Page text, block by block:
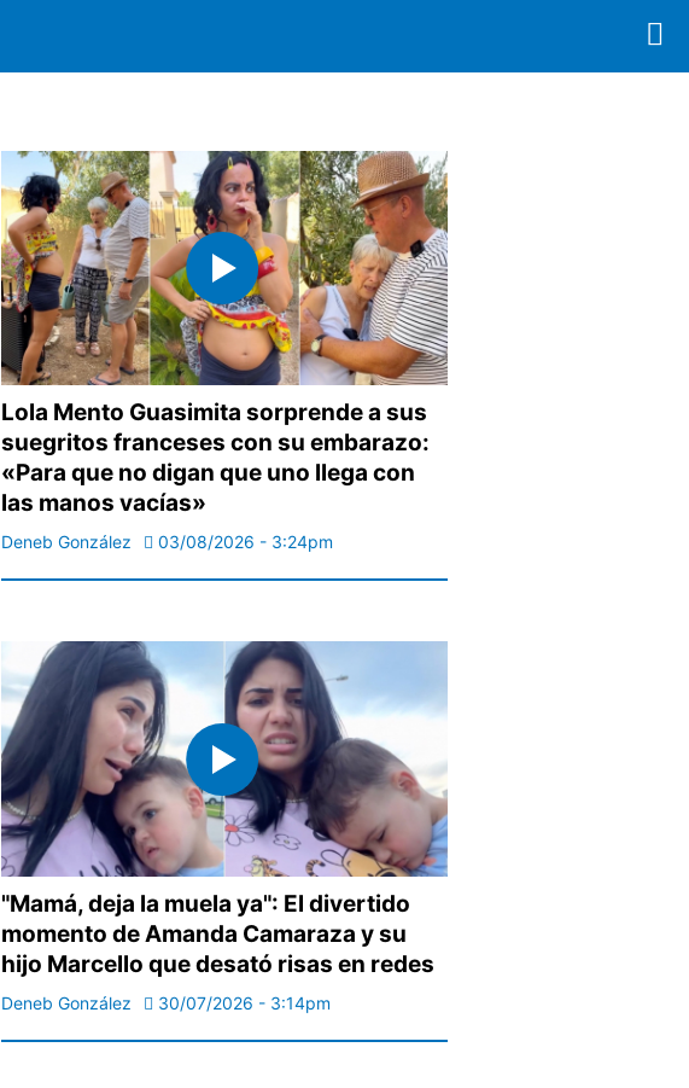
Lola Mento Guasimita sorprende a sus
suegritos franceses con su embarazo:
«Para que no digan que uno llega con
las manos vacías»
Deneb González 03/08/2026 - 3:24pm
"Mamá, deja la muela ya": El divertido
momento de Amanda Camaraza y su
hijo Marcello que desató risas en redes
Deneb González 30/07/2026 - 3:14pm